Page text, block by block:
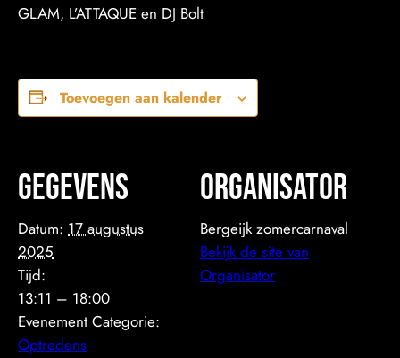
GLAM, L’ATTAQUE en DJ Bolt
Toevoegen aan kalender
Gegevens
Datum: 17 augustus
2025
Tijd:
13:11 – 18:00
Evenement Categorie:
Optredens
Organisator
Bergeijk zomercarnaval
Bekijk de site van
Organisator